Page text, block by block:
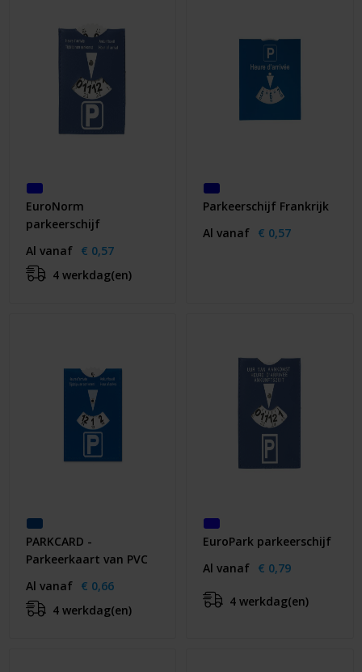
Outdoor & Vrije Tijd
Auto & Veiligheid
Paraplu's
Cadeaubonnen
EuroNorm
parkeerschijf
Al vanaf € 0,57
4 werkdag(en)
Parkeerschijf Frankrijk
Al vanaf € 0,57
PARKCARD -
Parkeerkaart van PVC
Al vanaf € 0,66
4 werkdag(en)
EuroPark parkeerschijf
Al vanaf € 0,79
4 werkdag(en)